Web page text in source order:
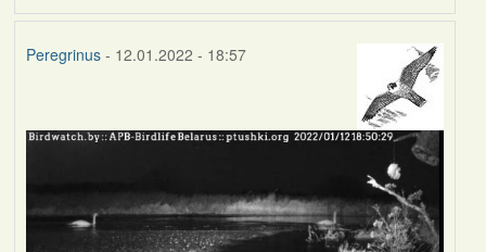
Peregrinus- 12.01.2022 - 18:57